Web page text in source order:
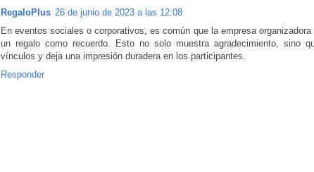
RegaloPlus 26 de junio de 2023 a las 12:08
En eventos sociales o corporativos, es común que la empresa
un regalo como recuerdo. Esto no solo muestra agradecimiento, sino
vínculos y deja una impresión duradera en los participantes.
Responder